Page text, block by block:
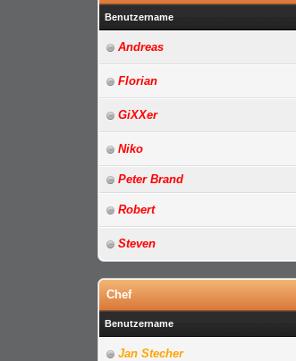
Benutzername
Andreas
Florian
GiXXer
Niko
Peter Brand
Robert
Steven
Chef
Benutzername
Jan Stecher